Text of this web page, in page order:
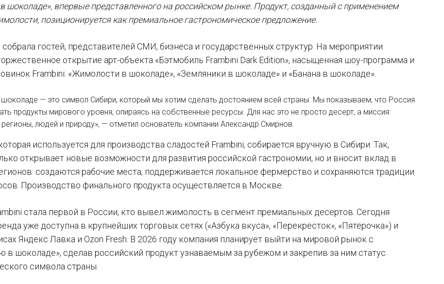
шоколаде», впервые представленного на российском рынке. Продукт, созданный с применением
позиционируется как премиальное гастрономическое предложение.
гостей, представителей СМИ, бизнеса и государственных структур. На мероприятии
открытие арт-объекта «Бэтмобиль Frambini Dark Edition», насыщенная шоу-программа и
Frambini: «Жимолости в шоколаде», «Земляники в шоколаде» и «Банана в шоколаде».
— это символ Сибири, который мы хотим сделать достоянием всей страны. Мы показываем, что Россия
продукты мирового уровня, опираясь на собственные ресурсы. Для нас это не просто десерт, а миссия:
людей и природу», — отметил основатель компании Александр Смирнов.
используется для производства сладостей Frambini, собирается вручную в Сибири. Так,
открывает новые возможности для развития российской гастрономии, но и вносит вклад в
создаются рабочие места, поддерживается локальное фермерство и сохраняются традиции
Производство финального продукта осуществляется в Москве.
стала первой в России, кто вывел жимолость в сегмент премиальных десертов. Сегодня
уже доступна в крупнейших торговых сетях («Азбука вкуса», «Перекрёсток», «Пятёрочка») и
Яндекс Лавка и Ozon Fresh. В 2026 году компания планирует выйти на мировой рынок с
в шоколаде», сделав российский продукт узнаваемым за рубежом и закрепив за ним статус
символа страны.